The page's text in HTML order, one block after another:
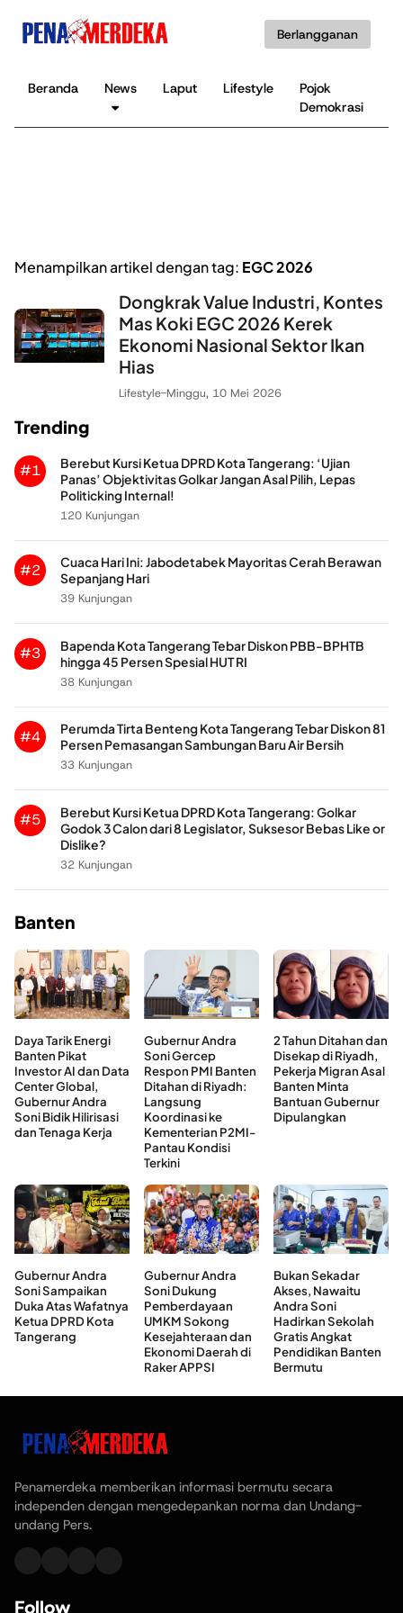
Berlangganan
Beranda News Laput Lifestyle
Pojok
Demokrasi
Menampilkan artikel dengan tag: EGC 2026
Dongkrak Value Industri, Kontes
Mas Koki EGC 2026 Kerek
Ekonomi Nasional Sektor Ikan
Hias
Lifestyle-Minggu, 10 Mei 2026
Trending
#1
Berebut Kursi Ketua DPRD Kota Tangerang: ‘Ujian
Panas’ Objektivitas Golkar Jangan Asal Pilih, Lepas
Politicking Internal!
120 Kunjungan
#2
Cuaca Hari Ini: Jabodetabek Mayoritas Cerah Berawan
Sepanjang Hari
39 Kunjungan
#3
Bapenda Kota Tangerang Tebar Diskon PBB-BPHTB
hingga 45 Persen Spesial HUT RI
38 Kunjungan
#4
Perumda Tirta Benteng Kota Tangerang Tebar Diskon 81
Persen Pemasangan Sambungan Baru Air Bersih
33 Kunjungan
#5
Berebut Kursi Ketua DPRD Kota Tangerang: Golkar
Godok 3 Calon dari 8 Legislator, Suksesor Bebas Like or
Dislike?
32 Kunjungan
Banten
Daya Tarik Energi
Banten Pikat
Investor AI dan Data
Center Global,
Gubernur Andra
Soni Bidik Hilirisasi
dan Tenaga Kerja
Gubernur Andra
Soni Gercep
Respon PMI Banten
Ditahan di Riyadh:
Langsung
Koordinasi ke
Kementerian P2MI-
Pantau Kondisi
Terkini
2 Tahun Ditahan dan
Disekap di Riyadh,
Pekerja Migran Asal
Banten Minta
Bantuan Gubernur
Dipulangkan
Gubernur Andra
Soni Sampaikan
Duka Atas Wafatnya
Ketua DPRD Kota
Tangerang
Gubernur Andra
Soni Dukung
Pemberdayaan
UMKM Sokong
Kesejahteraan dan
Ekonomi Daerah di
Raker APPSI
Bukan Sekadar
Akses, Nawaitu
Andra Soni
Hadirkan Sekolah
Gratis Angkat
Pendidikan Banten
Bermutu
Penamerdeka memberikan informasi bermutu secara
independen dengan mengedepankan norma dan Undang-
undang Pers.
Follow